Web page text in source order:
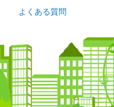
よくある質問